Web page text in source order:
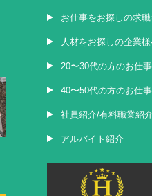
お仕事をお探しの求
人材をお探しの企業
20〜30代の方のお仕
40〜50代の方のお仕
社員紹介/有料職業紹
アルバイト紹介